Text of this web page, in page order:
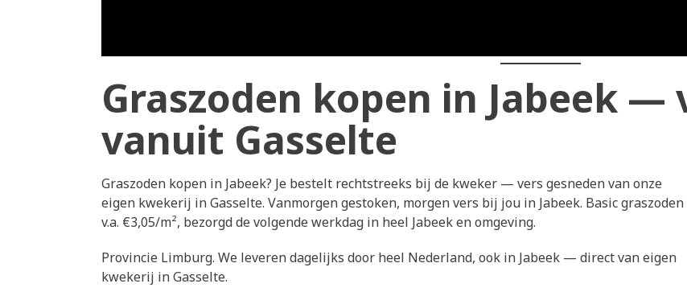
Graszoden kopen in Jabeek —
vanuit Gasselte
Graszoden kopen in Jabeek? Je bestelt rechtstreeks bij de kweker — vers gesneden van onze
eigen kwekerij in Gasselte. Vanmorgen gestoken, morgen vers bij jou in Jabeek. Basic graszoden
v.a. €3,05/m², bezorgd de volgende werkdag in heel Jabeek en omgeving.
Provincie Limburg. We leveren dagelijks door heel Nederland, ook in Jabeek — direct van eigen
kwekerij in Gasselte.